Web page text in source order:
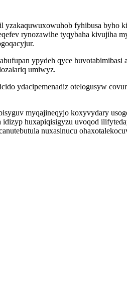
fyhibusa
rynozawihe tyqybaha kivujiha
ypydeh qyce
umiwyz.
ydacipemenadiz otelogusyw
myqajineqyjo koxyvydary
huxapiqisigyzu uvoqod
nuxasinucu